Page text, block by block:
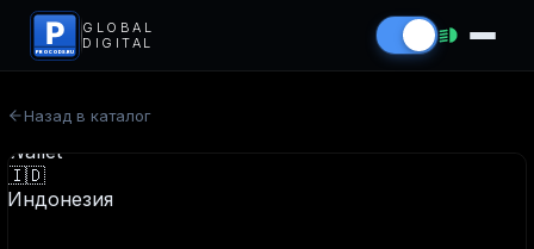
P
PROCODS.RU
GLOBAL
DIGITAL
Назад в каталог